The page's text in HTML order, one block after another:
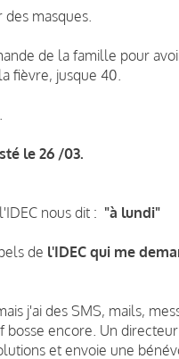
masques.
de la famille pour
fièvre, jusque 40.
le 26 /03.
nous dit : "à lundi"
de l'IDEC qui me
j'ai des SMS, mails,
bosse encore. Un
et envoie une